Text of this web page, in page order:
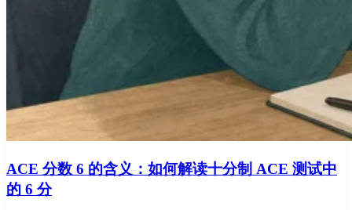
ACE 分数 6 的含义：如何解读十分制 ACE 测试中
的 6 分